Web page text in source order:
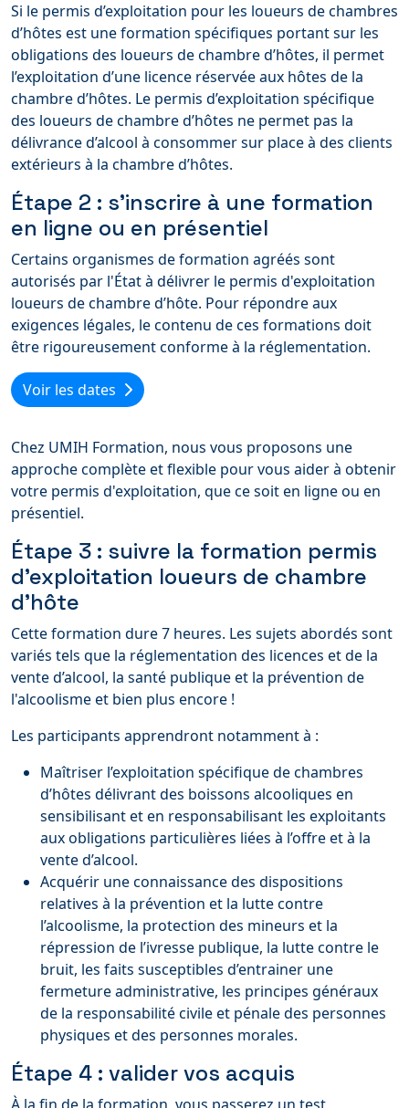
Si le permis d’exploitation pour les loueurs de chambres
d’hôtes est une formation spécifiques portant sur les
obligations des loueurs de chambre d’hôtes, il permet
l’exploitation d’une licence réservée aux hôtes de la
chambre d’hôtes. Le permis d’exploitation spécifique
des loueurs de chambre d’hôtes ne permet pas la
délivrance d’alcool à consommer sur place à des clients
extérieurs à la chambre d’hôtes.
Étape 2 : s'inscrire à une formation
en ligne ou en présentiel
Certains organismes de formation agréés sont
autorisés par l'État à délivrer le permis d'exploitation
loueurs de chambre d’hôte. Pour répondre aux
exigences légales, le contenu de ces formations doit
être rigoureusement conforme à la réglementation.
Voir les dates
Chez UMIH Formation, nous vous proposons une
approche complète et flexible pour vous aider à obtenir
votre permis d'exploitation, que ce soit en ligne ou en
présentiel.
Étape 3 : suivre la formation permis
d’exploitation loueurs de chambre
d’hôte
Cette formation dure 7 heures. Les sujets abordés sont
variés tels que la réglementation des licences et de la
vente d’alcool, la santé publique et la prévention de
l'alcoolisme et bien plus encore !
Les participants apprendront notamment à :
Maîtriser l’exploitation spécifique de chambres
d’hôtes délivrant des boissons alcooliques en
sensibilisant et en responsabilisant les exploitants
aux obligations particulières liées à l’offre et à la
vente d’alcool.
Acquérir une connaissance des dispositions
relatives à la prévention et la lutte contre
l’alcoolisme, la protection des mineurs et la
répression de l’ivresse publique, la lutte contre le
bruit, les faits susceptibles d’entrainer une
fermeture administrative, les principes généraux
de la responsabilité civile et pénale des personnes
physiques et des personnes morales.
Étape 4 : valider vos acquis